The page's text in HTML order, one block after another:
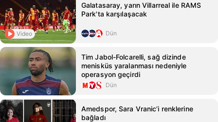
Video
Galatasaray, yarın Villarreal ile RAMS
Park'ta karşılaşacak
Dün
Tim Jabol-Folcarelli, sağ dizinde
menisküs yaralanması nedeniyle
operasyon geçirdi
Dün
Amedspor, Sara Vranic’i renklerine
bağladı